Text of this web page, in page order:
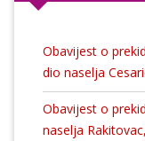
Obavijest o
dio naselja
Obavijest o
naselja